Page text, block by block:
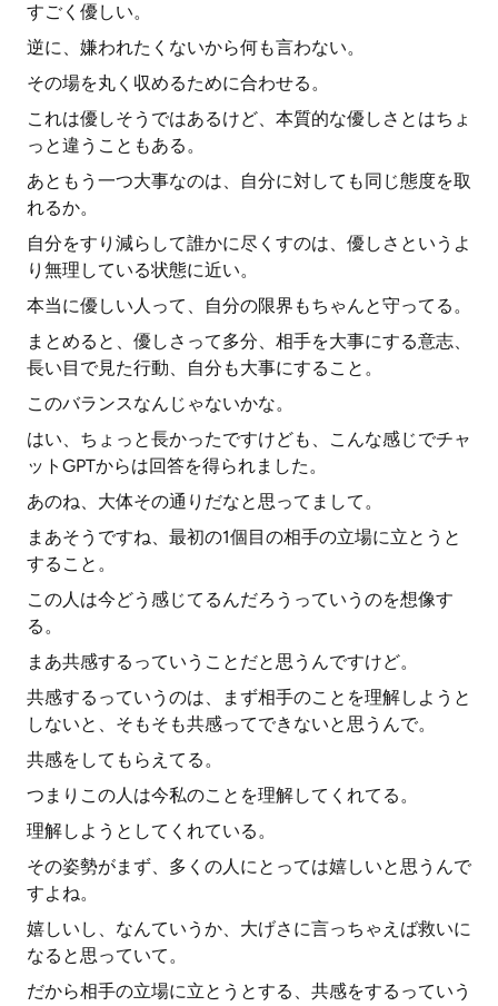
すごく優しい。
逆に、嫌われたくないから何も言わない。
その場を丸く収めるために合わせる。
これは優しそうではあるけど、本質的な優しさとはちょ
っと違うこともある。
あともう一つ大事なのは、自分に対しても同じ態度を取
れるか。
自分をすり減らして誰かに尽くすのは、優しさというよ
り無理している状態に近い。
本当に優しい人って、自分の限界もちゃんと守ってる。
まとめると、優しさって多分、相手を大事にする意志、
長い目で見た行動、自分も大事にすること。
このバランスなんじゃないかな。
はい、ちょっと長かったですけども、こんな感じでチャ
ットGPTからは回答を得られました。
あのね、大体その通りだなと思ってまして。
まあそうですね、最初の1個目の相手の立場に立とうと
すること。
この人は今どう感じてるんだろうっていうのを想像す
る。
まあ共感するっていうことだと思うんですけど。
共感するっていうのは、まず相手のことを理解しようと
しないと、そもそも共感ってできないと思うんで。
共感をしてもらえてる。
つまりこの人は今私のことを理解してくれてる。
理解しようとしてくれている。
その姿勢がまず、多くの人にとっては嬉しいと思うんで
すよね。
嬉しいし、なんていうか、大げさに言っちゃえば救いに
なると思っていて。
だから相手の立場に立とうとする、共感をするっていう